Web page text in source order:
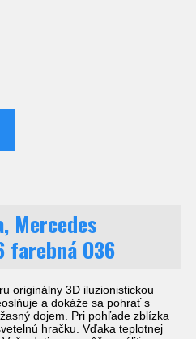
Mercedes
farebná O36
originálny 3D iluzionistickou
a dokáže sa pohrať s
dojem. Pri pohľade zblízka
hračku. Vďaka teplotnej